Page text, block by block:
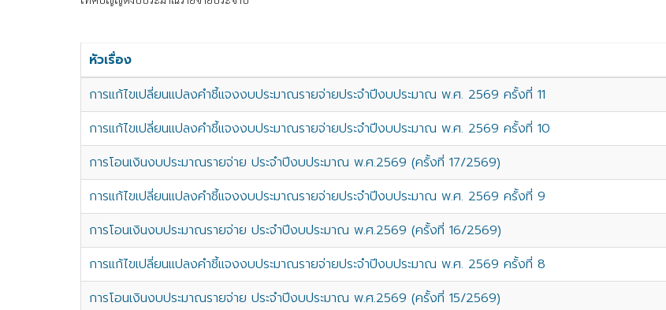
หัวเรื่อง
การแก้ไขเปลี่ยนแปลงคำชี้แจงงบประมาณรายจ่ายประจำปีงบประมาณ พ.ศ. 2569 ครั้งที่ 11
การแก้ไขเปลี่ยนแปลงคำชี้แจงงบประมาณรายจ่ายประจำปีงบประมาณ พ.ศ. 2569 ครั้งที่ 10
การโอนเงินงบประมาณรายจ่าย ประจำปีงบประมาณ พ.ศ.2569 (ครั้งที่ 17/2569)
การแก้ไขเปลี่ยนแปลงคำชี้แจงงบประมาณรายจ่ายประจำปีงบประมาณ พ.ศ. 2569 ครั้งที่ 9
การโอนเงินงบประมาณรายจ่าย ประจำปีงบประมาณ พ.ศ.2569 (ครั้งที่ 16/2569)
การแก้ไขเปลี่ยนแปลงคำชี้แจงงบประมาณรายจ่ายประจำปีงบประมาณ พ.ศ. 2569 ครั้งที่ 8
การโอนเงินงบประมาณรายจ่าย ประจำปีงบประมาณ พ.ศ.2569 (ครั้งที่ 15/2569)